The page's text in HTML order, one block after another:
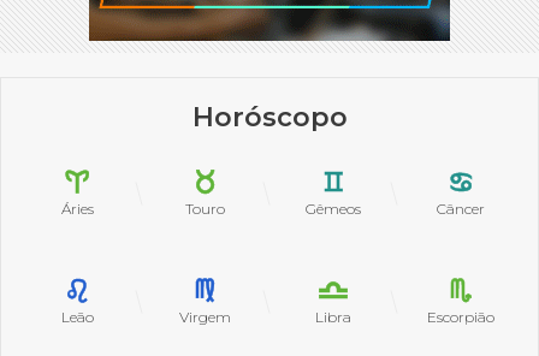
Horóscopo
Áries Touro Gêmeos Câncer
Leão Virgem Libra Escorpião